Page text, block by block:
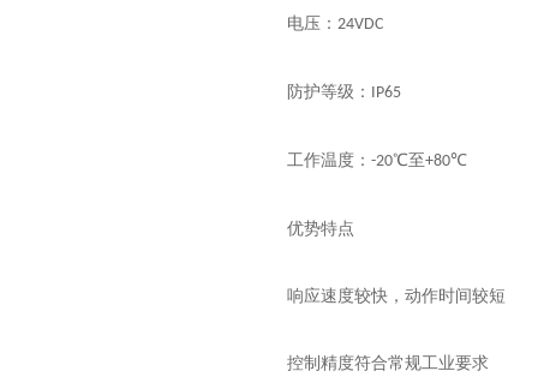
电压： 24VDC
防护等级： IP65
工作温度： -20℃至+80℃
优势特点
响应速度较快，动作时间较短
控制精度符合常规工业要求